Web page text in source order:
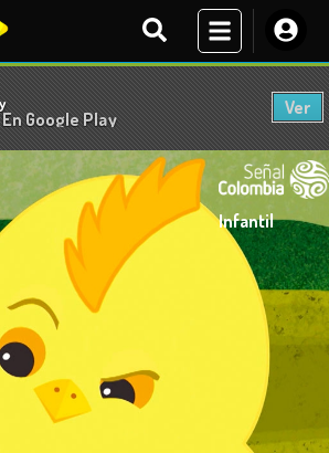
Google Play
Ver
Infantil